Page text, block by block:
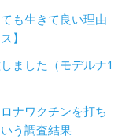
も生きて良い理由
】
ました（モデルナ1
ナワクチンを打ち
う調査結果